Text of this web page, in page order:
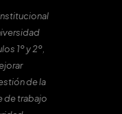
1º y 2º,
de la
de trabajo